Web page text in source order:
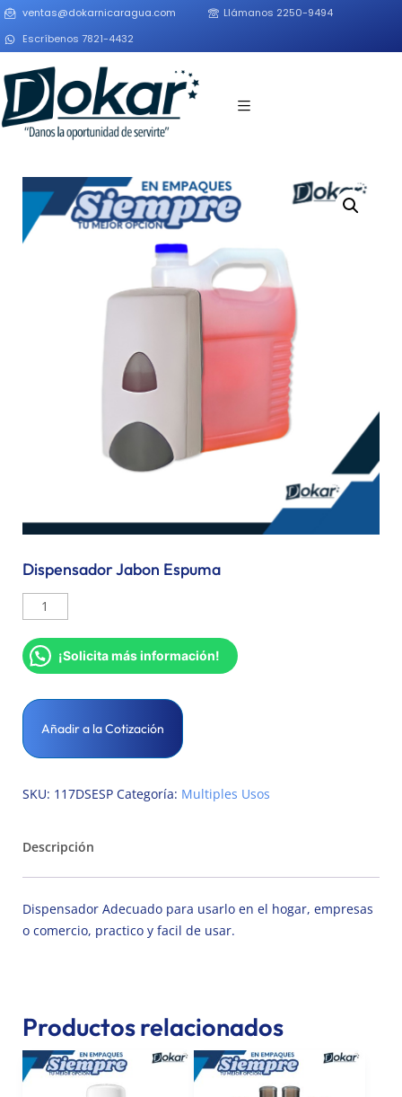
ventas@dokarnicaragua.com
Llámanos 2250-9494
Escríbenos 7821-4432
Dispensador Jabon Espuma
¡Solicita más información!
Añadir a la Cotización
SKU: 117DSESP Categoría: Multiples Usos
Descripción
Dispensador Adecuado para usarlo en el hogar, empresas
o comercio, practico y facil de usar.
Productos relacionados